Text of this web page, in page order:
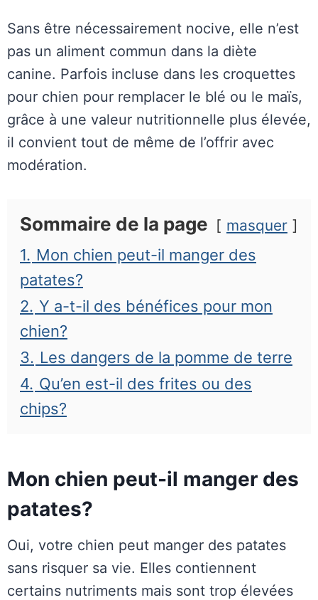
Sans être nécessairement nocive, elle n’est
pas un aliment commun dans la diète
canine. Parfois incluse dans les croquettes
pour chien pour remplacer le blé ou le maïs,
grâce à une valeur nutritionnelle plus élevée,
il convient tout de même de l’offrir avec
modération.
Sommaire de la page masquer
1. Mon chien peut-il manger des
patates?
2. Y a-t-il des bénéfices pour mon
chien?
3. Les dangers de la pomme de terre
4. Qu’en est-il des frites ou des
chips?
Mon chien peut-il manger des
patates?
Oui, votre chien peut manger des patates
sans risquer sa vie. Elles contiennent
certains nutriments mais sont trop élevées